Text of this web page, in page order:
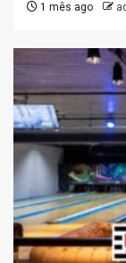
1 mês ago